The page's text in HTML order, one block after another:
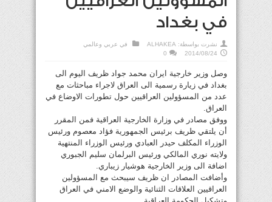
في بغداد
نشرت بواسطة: ALHAKEA في عربي وعالمي
2014/08/24
0
وصل وزير خارجية ايران محمد جواد ظريف اليوم الى
بغداد في زيارة رسمية الى العراق لاجراء مباحثات مع
عدد من المسؤولين العراقيين حول تطورات الاوضاع في
العراق.
ووفق مصادر في وزارة الخارجية العراقية فمن المقرر
أن يلتقي ظريف برئيس الجمهورية فؤاد معصوم ورئيس
الوزراء المكلف حيدر العبادي ورئيس الوزراء المنتهية
ولايته نوري المالكي ورئيس البرلمان سليم الجبوري
اضافة الى وزير الخارجية هوشيار زيباري.
وأضافت المصادر ان ظريف سيبحث مع المسؤولين
العراقيين العلاقات الثنائية والوضع الامني في العراق